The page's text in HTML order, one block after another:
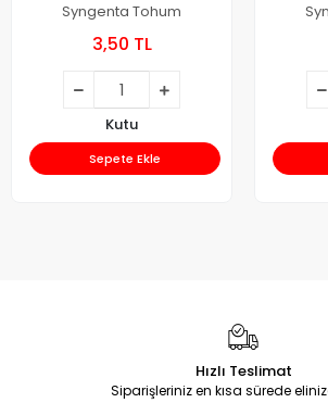
Syngenta Tohum
3,50 TL
Kutu
Sepete Ekle
Hızlı Teslimat
Siparişleriniz en kısa sürede